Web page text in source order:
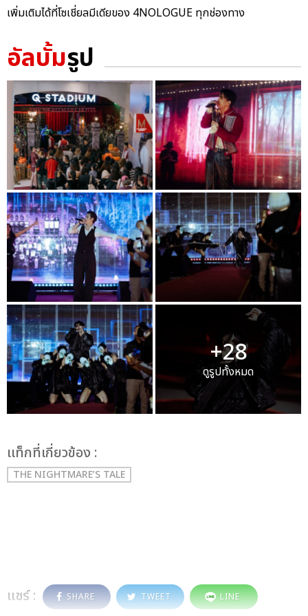
เพิ่มเติมได้ที่โซเชี่ยลมีเดียของ 4NOLOGUE ทุกช่องทาง
อัลบั้มรูป
+28
ดูรูปทั้งหมด
เเท็กที่เกี่ยวข้อง :
THE NIGHTMARE’S TALE
แชร์ : SHARE TWEET LINE